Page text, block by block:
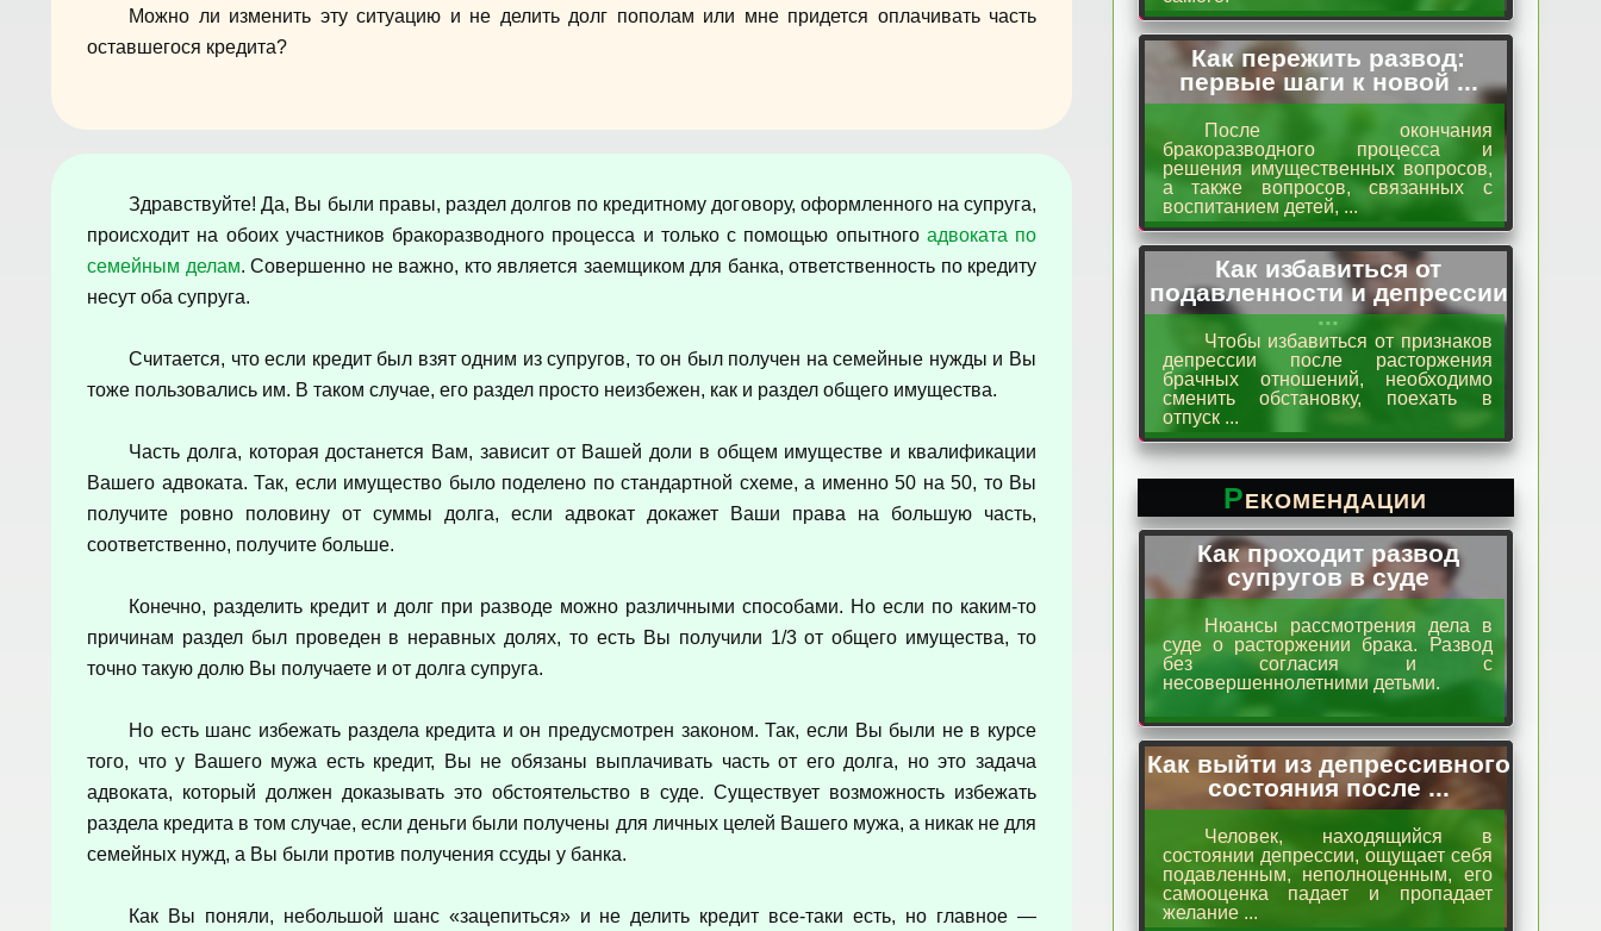
Можно ли изменить эту ситуацию и не делить долг пополам или мне придется оплачивать часть
оставшегося кредита?
Здравствуйте! Да, Вы были правы, раздел долгов по кредитному договору, оформленного на супруга,
происходит на обоих участников бракоразводного процесса и только с помощью опытного адвоката по
семейным делам. Совершенно не важно, кто является заемщиком для банка, ответственность по кредиту
несут оба супруга.
Считается, что если кредит был взят одним из супругов, то он был получен на семейные нужды и Вы
тоже пользовались им. В таком случае, его раздел просто неизбежен, как и раздел общего имущества.
Часть долга, которая достанется Вам, зависит от Вашей доли в общем имуществе и квалификации
Вашего адвоката. Так, если имущество было поделено по стандартной схеме, а именно 50 на 50, то Вы
получите ровно половину от суммы долга, если адвокат докажет Ваши права на большую часть,
соответственно, получите больше.
Конечно, разделить кредит и долг при разводе можно различными способами. Но если по каким-то
причинам раздел был проведен в неравных долях, то есть Вы получили 1/3 от общего имущества, то
точно такую долю Вы получаете и от долга супруга.
Но есть шанс избежать раздела кредита и он предусмотрен законом. Так, если Вы были не в курсе
того, что у Вашего мужа есть кредит, Вы не обязаны выплачивать часть от его долга, но это задача
адвоката, который должен доказывать это обстоятельство в суде. Существует возможность избежать
раздела кредита в том случае, если деньги были получены для личных целей Вашего мужа, а никак не для
семейных нужд, а Вы были против получения ссуды у банка.
Как Вы поняли, небольшой шанс «зацепиться» и не делить кредит все-таки есть, но главное —
Как пережить развод:
первые шаги к новой ...
После окончания
бракоразводного процесса и
решения имущественных вопросов,
а также вопросов, связанных с
воспитанием детей, ...
Как избавиться от
подавленности и депрессии
...
Чтобы избавиться от признаков
депрессии после расторжения
брачных отношений, необходимо
сменить обстановку, поехать в
отпуск ...
Рекомендации
Как проходит развод
супругов в суде
Нюансы рассмотрения дела в
суде о расторжении брака. Развод
без согласия и с
несовершеннолетними детьми.
Как выйти из депрессивного
состояния после ...
Человек, находящийся в
состоянии депрессии, ощущает себя
подавленным, неполноценным, его
самооценка падает и пропадает
желание ...